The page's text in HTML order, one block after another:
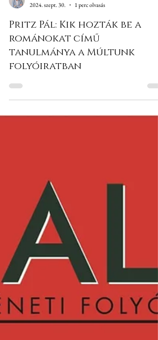
2024. szept. 30.
1 perc olvasás
Pritz Pál: Kik hozták be a
románokat című
tanulmánya a Múltunk
folyóiratban